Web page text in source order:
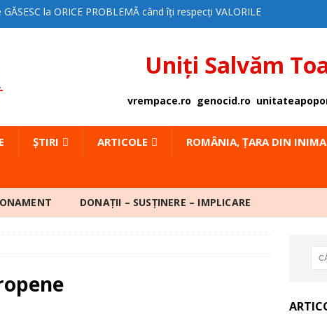
GĂSESC la ORICE PROBLEMĂ când îți respecți VALORILE
LA JUDECATĂ
pentru PACE poate INTERVENI ÎN SPRIJINUL UNUI
CE SĂ DEVII MEMBRU MpP? EDITORIAL
SOCIETĂȚII CIVILE față de Plx 168/2025
Uniți Salvăm
vrempace.ro genocid.ro
ȘTIRI ARTICOLE ROMÂNIA, ȚARA DIN
DONAȚII – SUSȚINERE – IMPLICARE